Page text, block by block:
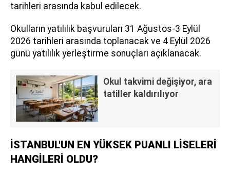
tarihleri arasında kabul edilecek.
Okulların yatılılık başvuruları 31 Ağustos-3 Eylül
2026 tarihleri arasında toplanacak ve 4 Eylül 2026
günü yatılılık yerleştirme sonuçları açıklanacak.
Okul takvimi değişiyor, ara
tatiller kaldırılıyor
İSTANBUL'UN EN YÜKSEK PUANLI LİSELERİ
HANGİLERİ OLDU?